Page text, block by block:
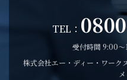
TEL：
受付時間 9:00〜
株式会社エー・ディー・ワー